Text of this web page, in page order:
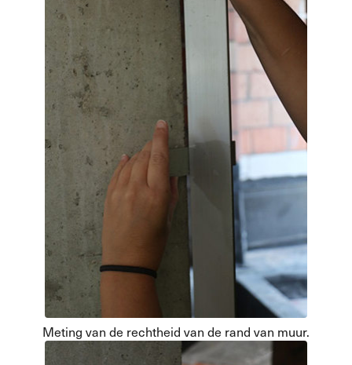
Meting van de rechtheid van de rand van muur.